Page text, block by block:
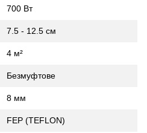
700 Вт
7.5 - 12.5 см
4 м²
Безмуфтове
8 мм
FEP (TEFLON)